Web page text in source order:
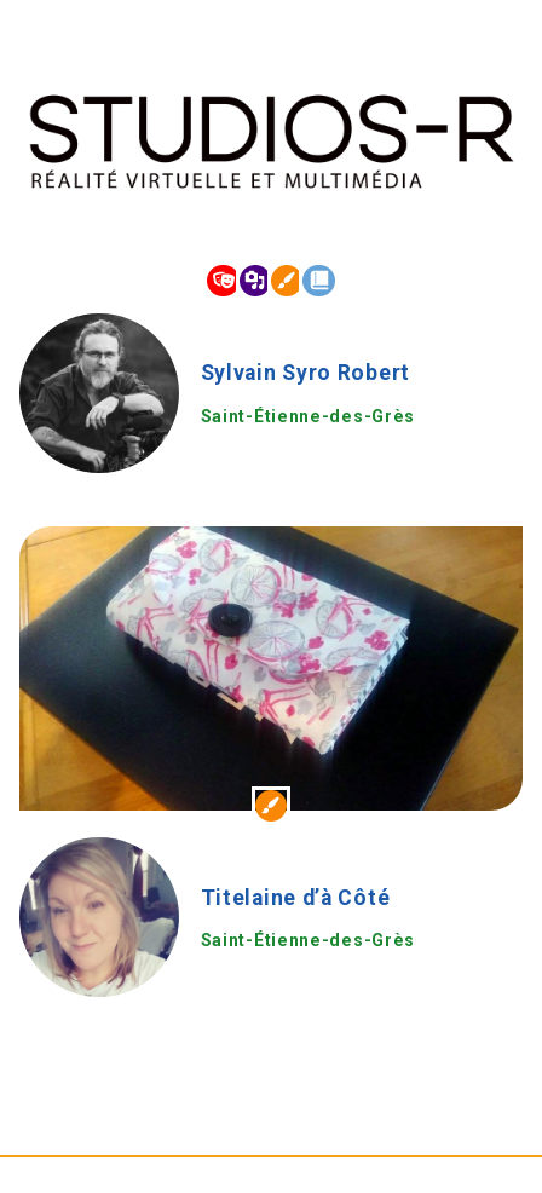
Sylvain Syro Robert
Saint-Étienne-des-Grès
Titelaine d’à Côté
Saint-Étienne-des-Grès